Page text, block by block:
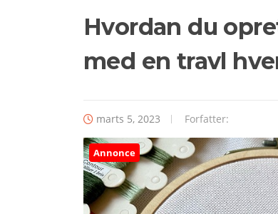
Hvordan du
med en travl
marts 5, 2023 Forfatter:
Annonce